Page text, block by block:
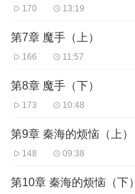
170 13:19
第7章 魔手（上）
166 11:57
第8章 魔手（下）
173 10:48
第9章 秦海的烦恼（上）
148 09:38
第10章 秦海的烦恼（下）